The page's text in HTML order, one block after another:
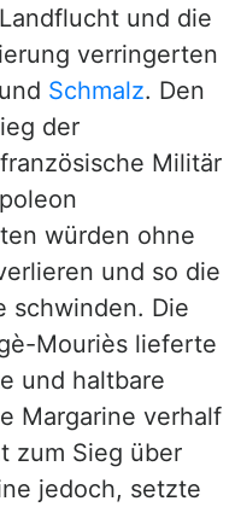
und die
verringerten
und Schmalz. Den
der
Militär
würden ohne
und so die
schwinden. Die
Mouriès lieferte
und haltbare
Margarine verhalf
zum Sieg über
jedoch, setzte